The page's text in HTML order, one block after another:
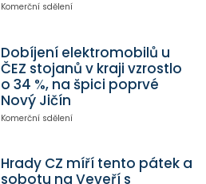
Komerční sdělení
Dobíjení elektromobilů u
ČEZ stojanů v kraji vzrostlo
o 34 %, na špici poprvé
Nový Jičín
Komerční sdělení
Hrady CZ míří tento pátek a
sobotu na Veveří s